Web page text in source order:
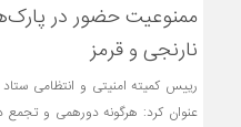
ممنوعیت حضور در
نارنجی و قرمز
رییس کمیته امنیتی و انتظامی